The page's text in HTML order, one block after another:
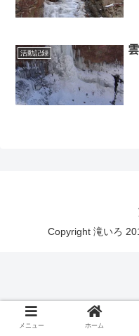
活動記録
Copyright 滝いろ
メニュー ホーム